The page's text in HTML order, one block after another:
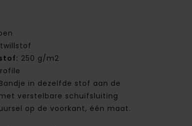
250 g/m2
Bandje in dezelfde stof aan de
verstelbare schuifsluiting
op de voorkant, één maat.